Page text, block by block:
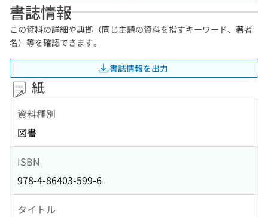
書誌情報
この資料の詳細や典拠（同じ主題の資料を指すキーワード、著者
名）等を確認できます。
書誌情報を出力
紙
資料種別
図書
ISBN
978-4-86403-599-6
タイトル